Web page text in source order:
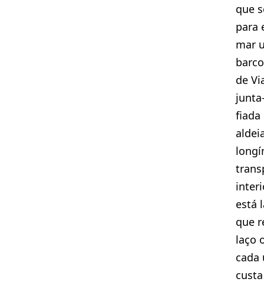
que
para
mar
de
fiada
está
que
laço
cada